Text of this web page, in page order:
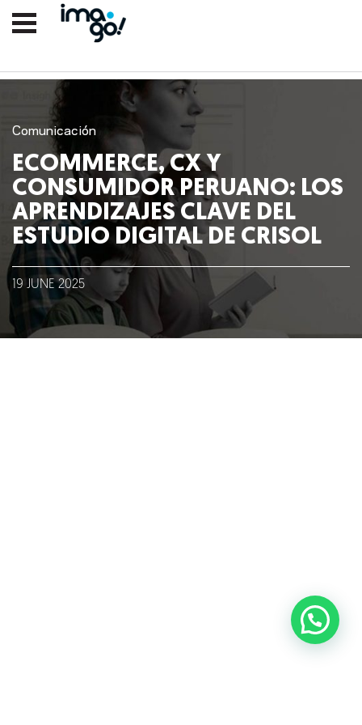
Nosotros
Clientes
Lo que hacemos
Comunicación
ECOMMERCE, CX Y
CONSUMIDOR PERUANO: LOS
APRENDIZAJES CLAVE DEL
ESTUDIO DIGITAL DE CRISOL
19 JUNE 2025